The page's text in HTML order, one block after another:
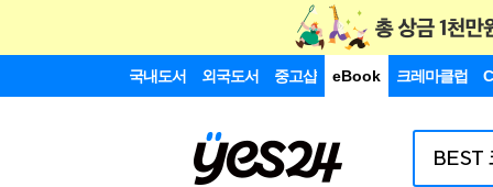
국내도서 외국도서 중고샵 eBook 크레마클럽